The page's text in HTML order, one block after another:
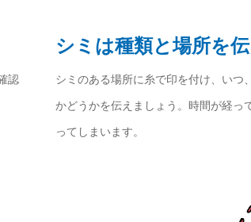
認
シミは種類と場所を
シミのある場所に糸で印を付け、いつ
かどうかを伝えましょう。時間が経っ
ってしまいます。